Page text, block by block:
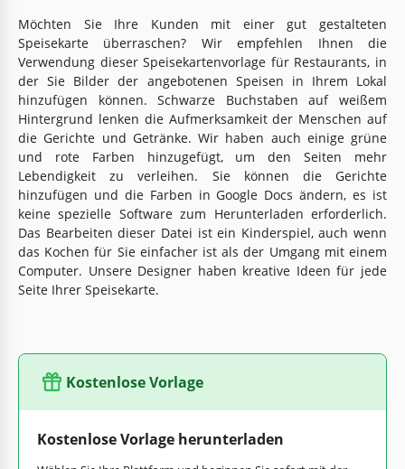
Möchten Sie Ihre Kunden mit einer gut gestalteten
Speisekarte überraschen? Wir empfehlen Ihnen die
Verwendung dieser Speisekartenvorlage für Restaurants, in
der Sie Bilder der angebotenen Speisen in Ihrem Lokal
hinzufügen können. Schwarze Buchstaben auf weißem
Hintergrund lenken die Aufmerksamkeit der Menschen auf
die Gerichte und Getränke. Wir haben auch einige grüne
und rote Farben hinzugefügt, um den Seiten mehr
Lebendigkeit zu verleihen. Sie können die Gerichte
hinzufügen und die Farben in Google Docs ändern, es ist
keine spezielle Software zum Herunterladen erforderlich.
Das Bearbeiten dieser Datei ist ein Kinderspiel, auch wenn
das Kochen für Sie einfacher ist als der Umgang mit einem
Computer. Unsere Designer haben kreative Ideen für jede
Seite Ihrer Speisekarte.
Kostenlose Vorlage
Kostenlose Vorlage herunterladen